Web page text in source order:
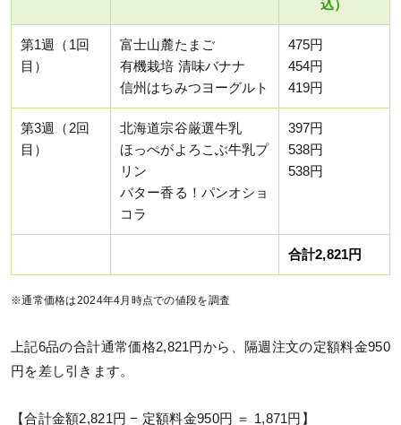
込）
第1週（1回
目）
富士山麓たまご
有機栽培 清味バナナ
信州はちみつヨーグルト
475円
454円
419円
第3週（2回
目）
北海道宗谷厳選牛乳
ほっぺがよろこぶ牛乳プ
リン
バター香る！パンオショ
コラ
397円
538円
538円
合計2,821円
※通常価格は2024年4月時点での値段を調査
上記6品の合計通常価格2,821円から、隔週注文の定額料金950
円を差し引きます。
【合計金額2,821円 − 定額料金950円 ＝ 1,871円】